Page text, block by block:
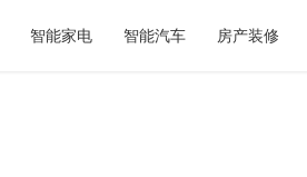
智能家电 智能汽车 房产装修